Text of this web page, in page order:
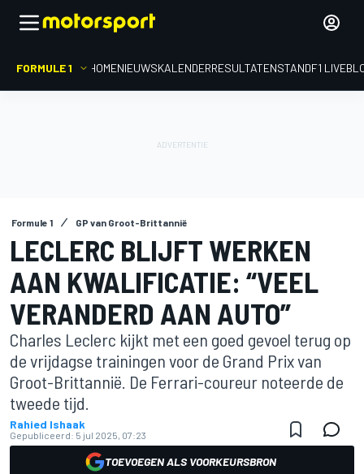
FORMULE 1 HOMENIEUWSKALENDERRESULTATENSTANDF1
Formule 1 GP van Groot-Brittannië
LECLERC BLIJFT WERKEN
AAN KWALIFICATIE: “VEEL
VERANDERD AAN AUTO”
Charles Leclerc kijkt met een goed gevoel terug op
de vrijdagse trainingen voor de Grand Prix van
Groot-Brittannië. De Ferrari-coureur noteerde de
tweede tijd.
Rahied Ishaak
Gepubliceerd: 5 jul 2025, 07:23
TOEVOEGEN ALS VOORKEURSBRON